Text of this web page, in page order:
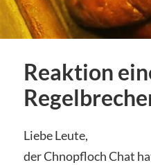
Reaktion
Liebe Leute,
der Chnopfloch Chat